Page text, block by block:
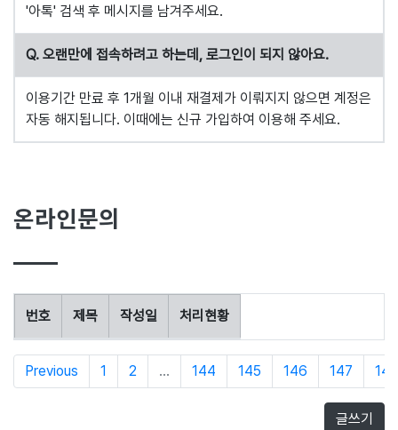
'아톡' 검색 후 메시지를 남겨주세요.
Q. 오랜만에 접속하려고 하는데, 로그인이 되지 않아요.
이용기간 만료 후 1개월 이내 재결제가 이뤄지지 않으면 계정은
자동 해지됩니다. 이때에는 신규 가입하여 이용해 주세요.
온라인문의
번호 제목 작성일 처리현황
Previous 1 2 ... 144 145 146 147 148
글쓰기